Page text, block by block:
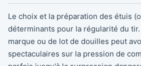
Le choix et la préparation des étuis
déterminants pour la régularité du
marque ou de lot de douilles peut
spectaculaires sur la pression de